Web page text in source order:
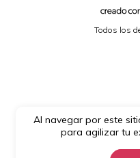
Al navegar por este
para agilizar tu
Todos los